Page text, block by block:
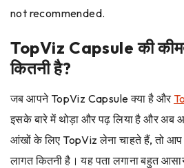
not recommended.
TopViz Capsule की
कितनी है?
जब आपने TopViz Capsule क्या है और
इसके बारे में थोड़ा और पढ़ लिया है और अब
आंखों के लिए TopViz लेना चाहते हैं, तो
लागत कितनी है। यह पता लगाना बहुत